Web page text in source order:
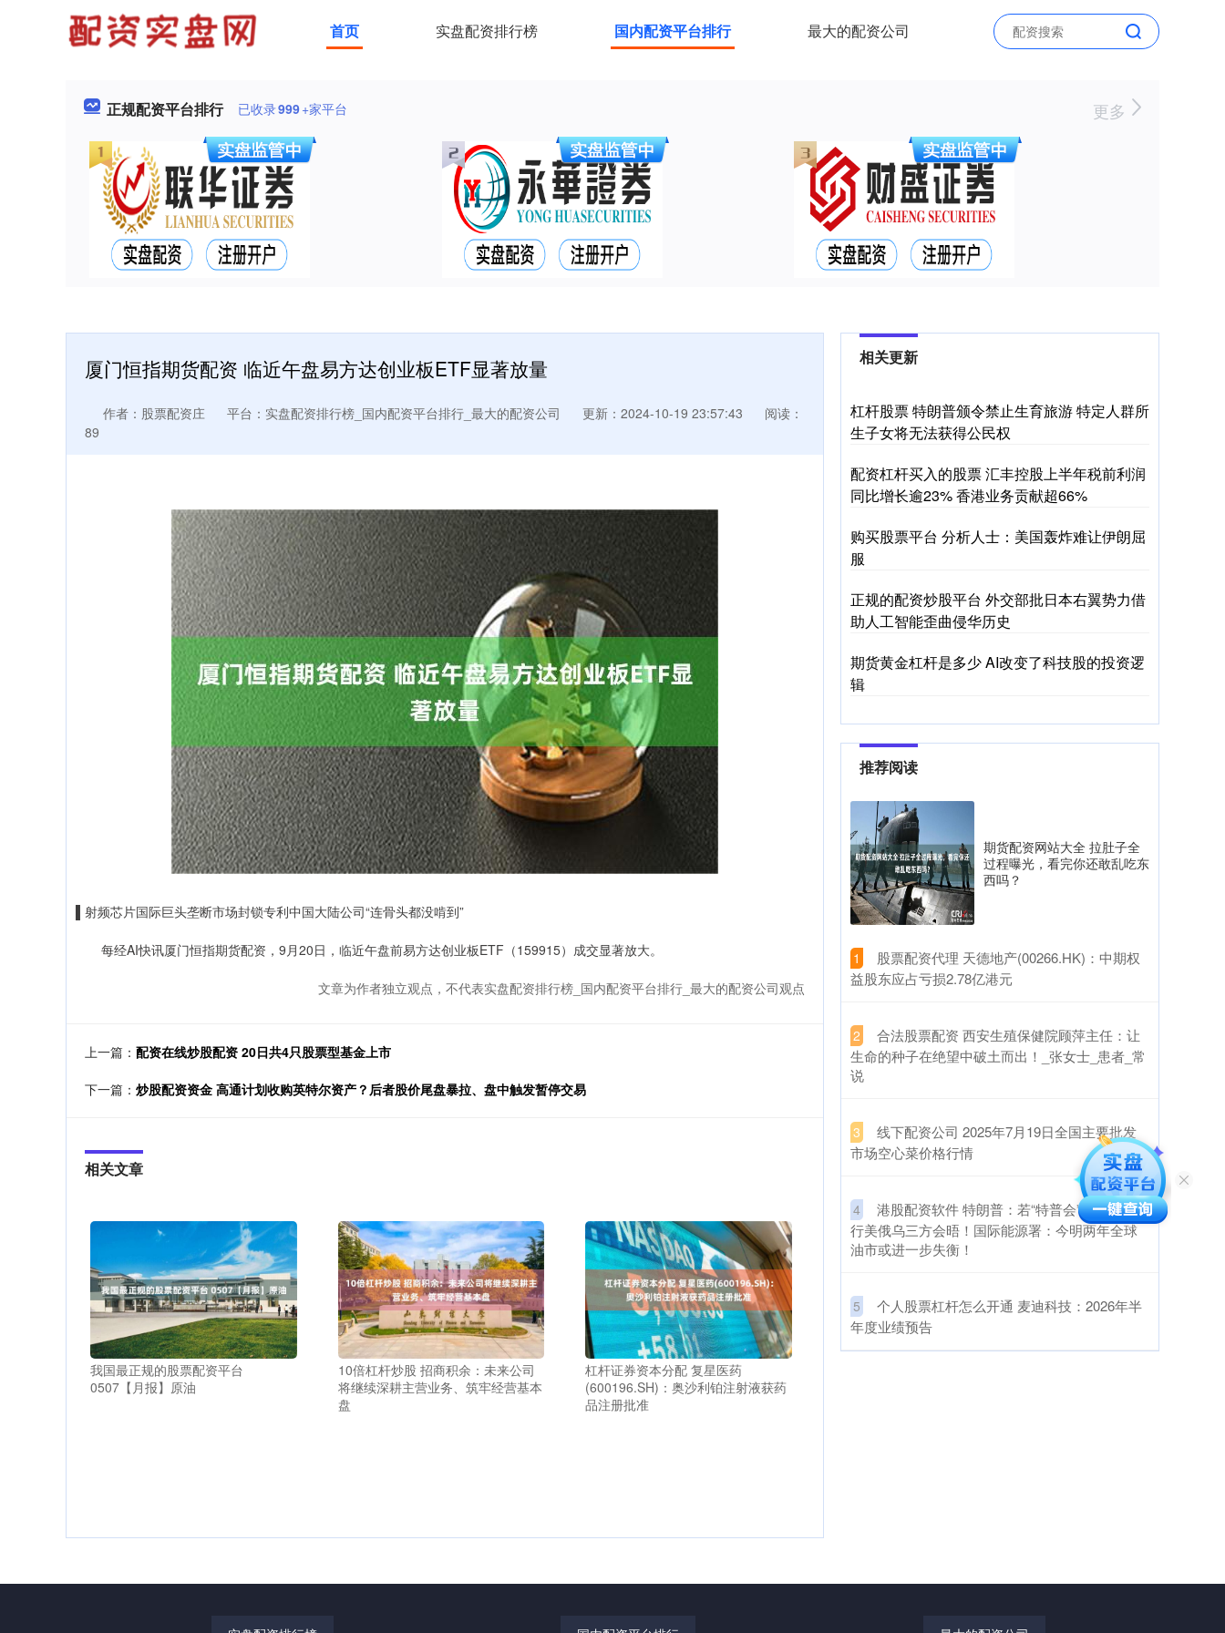
首页 实盘配资排行榜 国内配资平台排行 最大的配资公司
正规配资平台排行 已收录999+家平台 更多
厦门恒指期货配资 临近午盘易方达创业板ETF显著放量
作者：股票配资庄 平台：实盘配资排行榜_国内配资平台排行_最大的配资公司 更新：2024-10-19 23:57:43
阅读：
89
▌射频芯片国际巨头垄断市场封锁专利中国大陆公司“连骨头都没啃到”
每经AI快讯厦门恒指期货配资，9月20日，临近午盘前易方达创业板ETF（159915）成交显著放大。
文章为作者独立观点，不代表实盘配资排行榜_国内配资平台排行_最大的配资公司观点
上一篇： 配资在线炒股配资 20日共4只股票型基金上市
下一篇： 炒股配资资金 高通计划收购英特尔资产？后者股价尾盘暴拉、盘中触发暂停交易
相关文章
我国最正规的股票配资平台
0507【月报】原油
10倍杠杆炒股 招商积余：未来公司
将继续深耕主营业务、筑牢经营基本
盘
杠杆证券资本分配 复星医药
(600196.SH)：奥沙利铂注射液获药
品注册批准
相关更新
杠杆股票 特朗普颁令禁止生育旅游 特定人群所
生子女将无法获得公民权
配资杠杆买入的股票 汇丰控股上半年税前利润
同比增长逾23% 香港业务贡献超66%
购买股票平台 分析人士：美国轰炸难让伊朗屈
服
正规的配资炒股平台 外交部批日本右翼势力借
助人工智能歪曲侵华历史
期货黄金杠杆是多少 AI改变了科技股的投资逻
辑
推荐阅读
期货配资网站大全 拉肚子全
过程曝光，看完你还敢乱吃东
西吗？
1
​股票配资代理 天德地产(00266.HK)：中期权
益股东应占亏损2.78亿港元
2
​合法股票配资 西安生殖保健院顾萍主任：让
生命的种子在绝望中破土而出！_张女士_患者_常
说
3
​线下配资公司 2025年7月19日全国主要批发
市场空心菜价格行情
4
​港股配资软件 特朗普：若“特普会”顺利，将进
行美俄乌三方会晤！国际能源署：今明两年全球
油市或进一步失衡！
5
​个人股票杠杆怎么开通 麦迪科技：2026年半
年度业绩预告